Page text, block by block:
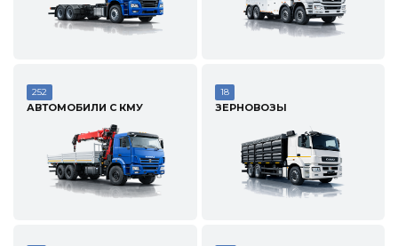
252
АВТОМОБИЛИ С КМУ
18
ЗЕРНОВОЗЫ